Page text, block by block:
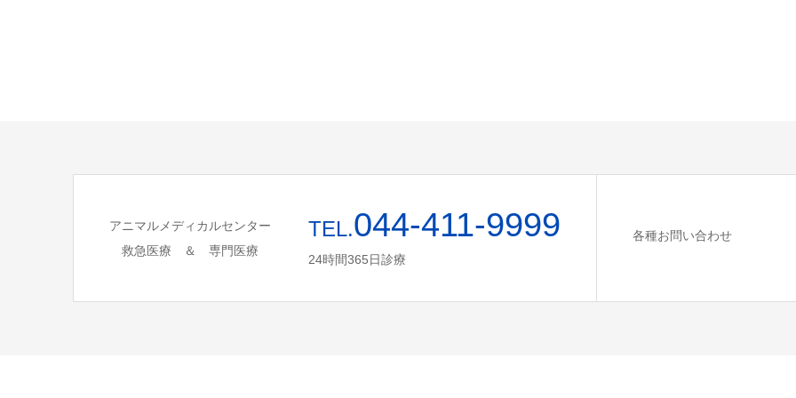
アニマルメディカルセンター
救急医療 ＆ 専門医療
TEL.044-411-9999
24時間365日診療
各種お問い合わせ